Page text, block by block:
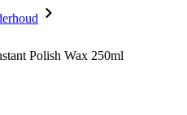
Polish Wax 250ml